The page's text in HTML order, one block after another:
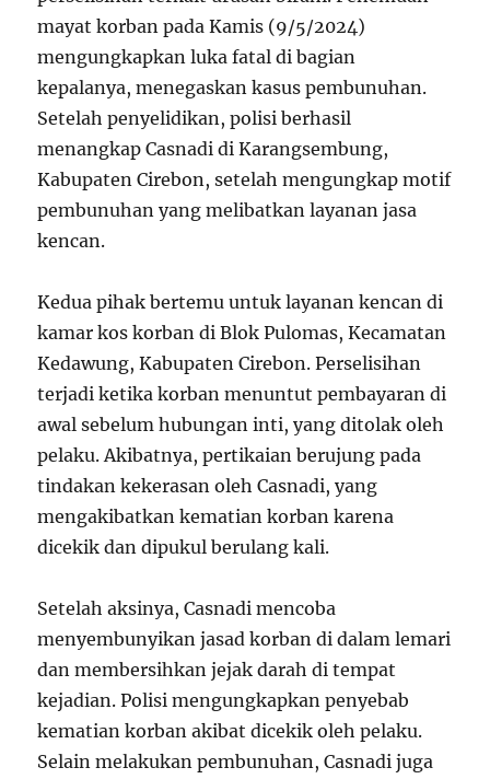
mayat korban pada Kamis (9/5/2024)
mengungkapkan luka fatal di bagian
kepalanya, menegaskan kasus pembunuhan.
Setelah penyelidikan, polisi berhasil
menangkap Casnadi di Karangsembung,
Kabupaten Cirebon, setelah mengungkap motif
pembunuhan yang melibatkan layanan jasa
kencan.
Kedua pihak bertemu untuk layanan kencan di
kamar kos korban di Blok Pulomas, Kecamatan
Kedawung, Kabupaten Cirebon. Perselisihan
terjadi ketika korban menuntut pembayaran di
awal sebelum hubungan inti, yang ditolak oleh
pelaku. Akibatnya, pertikaian berujung pada
tindakan kekerasan oleh Casnadi, yang
mengakibatkan kematian korban karena
dicekik dan dipukul berulang kali.
Setelah aksinya, Casnadi mencoba
menyembunyikan jasad korban di dalam lemari
dan membersihkan jejak darah di tempat
kejadian. Polisi mengungkapkan penyebab
kematian korban akibat dicekik oleh pelaku.
Selain melakukan pembunuhan, Casnadi juga